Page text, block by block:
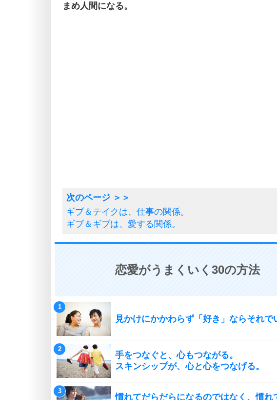
まめ人間になる。
ギブ＆テイクは、仕事の関係。
ギブ＆ギブは、愛する関係。
恋愛がうまくいく30の方法
見かけにかかわらず「好き」ならそれで
手をつなぐと、心もつながる。
スキンシップが、心と心をつなげる。
慣れてだらだらになるのではなく、慣